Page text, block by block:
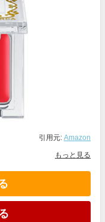
引用元: Amazon
もっと見る